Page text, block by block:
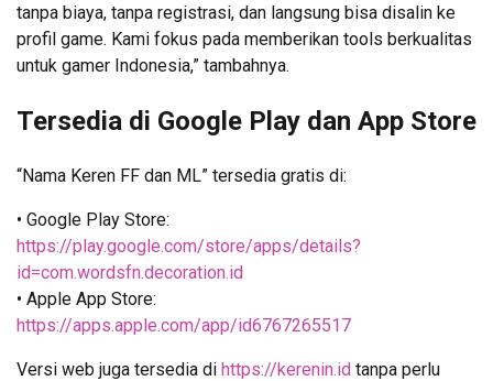
tanpa biaya, tanpa registrasi, dan langsung bisa disalin ke
profil game. Kami fokus pada memberikan tools berkualitas
untuk gamer Indonesia,” tambahnya.
Tersedia di Google Play dan App Store
“Nama Keren FF dan ML” tersedia gratis di:
• Google Play Store:
https://play.google.com/store/apps/details?
id=com.wordsfn.decoration.id
• Apple App Store:
https://apps.apple.com/app/id6767265517
Versi web juga tersedia di https://kerenin.id tanpa perlu